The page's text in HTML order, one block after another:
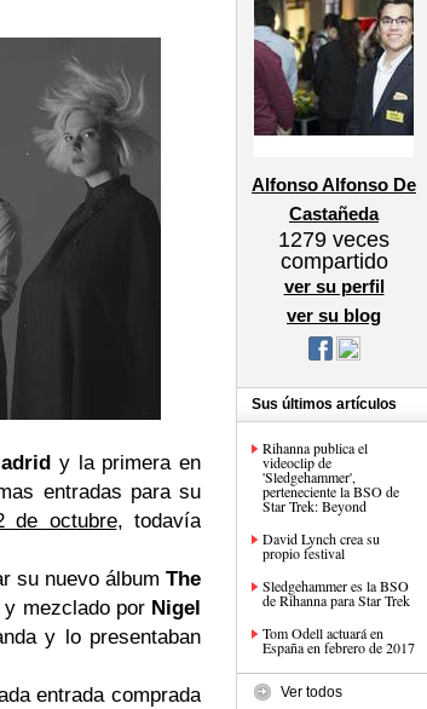
y la primera en
entradas para su
de octubre, todavía
su nuevo álbumThe
y mezclado por Nigel
y lo presentaban
entrada comprada
Alfonso Alfonso De
Castañeda
1279 veces
compartido
ver su perfil
ver su blog
Sus últimos artículos
Rihanna publica el
videoclip de
'Sledgehammer',
perteneciente la BSO de
Star Trek: Beyond
David Lynch crea su
propio festival
Sledgehammer es la BSO
de Rihanna para Star Trek
Tom Odell actuará en
España en febrero de 2017
Ver todos